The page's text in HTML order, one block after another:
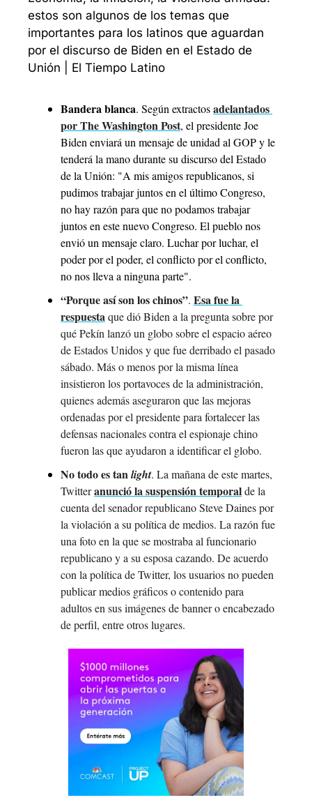
estos son algunos de los temas que
importantes para los latinos que aguardan
por el discurso de Biden en el Estado de
Unión | El Tiempo Latino
Bandera blanca. Según extractos adelantados
por The Washington Post, el presidente Joe
Biden enviará un mensaje de unidad al GOP y le
tenderá la mano durante su discurso del Estado
de la Unión: "A mis amigos republicanos, si
pudimos trabajar juntos en el último Congreso,
no hay razón para que no podamos trabajar
juntos en este nuevo Congreso. El pueblo nos
envió un mensaje claro. Luchar por luchar, el
poder por el poder, el conflicto por el conflicto,
no nos lleva a ninguna parte".
“Porque así son los chinos”. Esa fue la
respuesta que dió Biden a la pregunta sobre por
qué Pekín lanzó un globo sobre el espacio aéreo
de Estados Unidos y que fue derribado el pasado
sábado. Más o menos por la misma línea
insistieron los portavoces de la administración,
quienes además aseguraron que las mejoras
ordenadas por el presidente para fortalecer las
defensas nacionales contra el espionaje chino
fueron las que ayudaron a identificar el globo.
No todo es tan light. La mañana de este martes,
Twitter anunció la suspensión temporal de la
cuenta del senador republicano Steve Daines por
la violación a su política de medios. La razón fue
una foto en la que se mostraba al funcionario
republicano y a su esposa cazando. De acuerdo
con la política de Twitter, los usuarios no pueden
publicar medios gráficos o contenido para
adultos en sus imágenes de banner o encabezado
de perfil, entre otros lugares.